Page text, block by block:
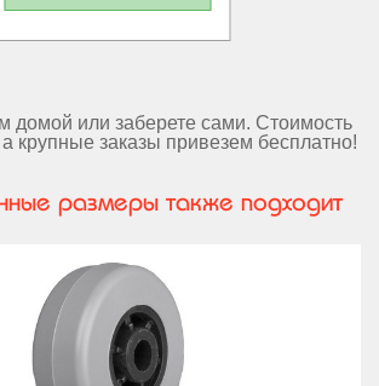
домой или заберете сами. Стоимость
крупные заказы привезем бесплатно!
размеры также подходит